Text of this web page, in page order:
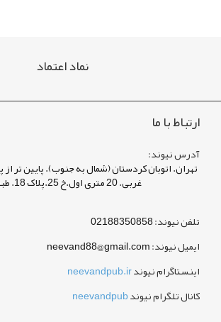
نماد اعتماد
ارتباط با ما
آدرس نیوند:
غربی. 20 متری اول.خ 25.پلاک 18. طبقه 2
تلفن نیوند:02188350858
ایمیل نیوند:neevand88@gmail.com
اینستاگرام نیوندneevandpub.ir
کانال تلگرام نیوندneevandpub